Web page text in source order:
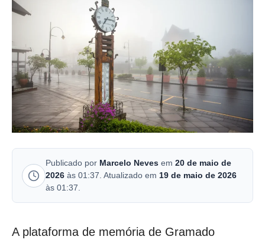
Publicado por Marcelo Neves em 20 de maio de
2026 às 01:37. Atualizado em 19 de maio de 2026
às 01:37.
A plataforma de memória de Gramado